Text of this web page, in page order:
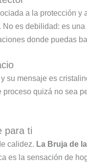
a la protección y
es debilidad: es
donde puedas
y su mensaje es
quizá no sea
para ti
calidez. La Bruja de
es la sensación de